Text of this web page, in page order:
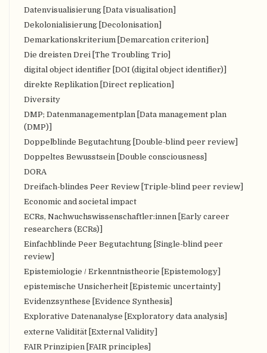
Datenvisualisierung [Data visualisation]
Dekolonialisierung [Decolonisation]
Demarkationskriterium [Demarcation criterion]
Die dreisten Drei [The Troubling Trio]
digital object identifier [DOI (digital object identifier)]
direkte Replikation [Direct replication]
Diversity
DMP; Datenmanagementplan [Data management plan
(DMP)]
Doppelblinde Begutachtung [Double-blind peer review]
Doppeltes Bewusstsein [Double consciousness]
DORA
Dreifach-blindes Peer Review [Triple-blind peer review]
Economic and societal impact
ECRs, Nachwuchswissenschaftler:innen [Early career
researchers (ECRs)]
Einfachblinde Peer Begutachtung [Single-blind peer
review]
Epistemiologie / Erkenntnistheorie [Epistemology]
epistemische Unsicherheit [Epistemic uncertainty]
Evidenzsynthese [Evidence Synthesis]
Explorative Datenanalyse [Exploratory data analysis]
externe Validität [External Validity]
FAIR Prinzipien [FAIR principles]